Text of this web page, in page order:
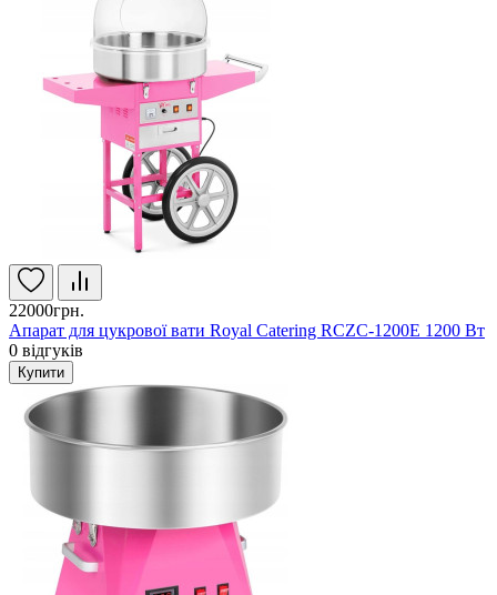
22000грн.
Апарат для цукрової вати Royal Catering RCZC-1200E 1200 Вт
0 відгуків
Купити